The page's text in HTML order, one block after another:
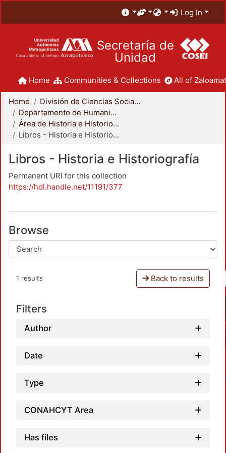
Log In
Secretaría de
Unidad
Home Communities & Collections All of
Home
División de Ciencias Sociales y Humanidades
Departamento de Humanidades
Área de Historia e Historiografía
Libros - Historia e Historiografía
Libros - Historia e Historiografía
Permanent URI for this collection
https://hdl.handle.net/11191/377
Browse
1 results Back to results
Filters
Author
Date
Type
CONAHCYT Area
Has files